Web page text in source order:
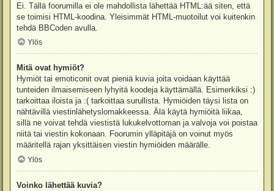
Ei. Tällä foorumilla ei ole mahdollista lähettää HTML:ää siten, että
se toimisi HTML-koodina. Yleisimmät HTML-muotoilut voi kuitenkin
tehdä BBCoden avulla.
Ylös
Mitä ovat hymiöt?
Hymiöt tai emoticonit ovat pieniä kuvia joita voidaan käyttää
tunteiden ilmaisemiseen lyhyitä koodeja käyttämällä. Esimerkiksi :)
tarkoittaa iloista ja :( tarkoittaa surullista. Hymiöiden täysi lista on
nähtävillä viestinlähetyslomakkeessa. Älä käytä hymiöitä liikaa,
sillä ne voivat tehdä viestistä lukukelvottoman ja valvoja voi poistaa
niitä tai viestin kokonaan. Foorumin ylläpitäjä on voinut myös
määritellä rajan yksittäisen viestin hymiöiden määrälle.
Ylös
Voinko lähettää kuvia?